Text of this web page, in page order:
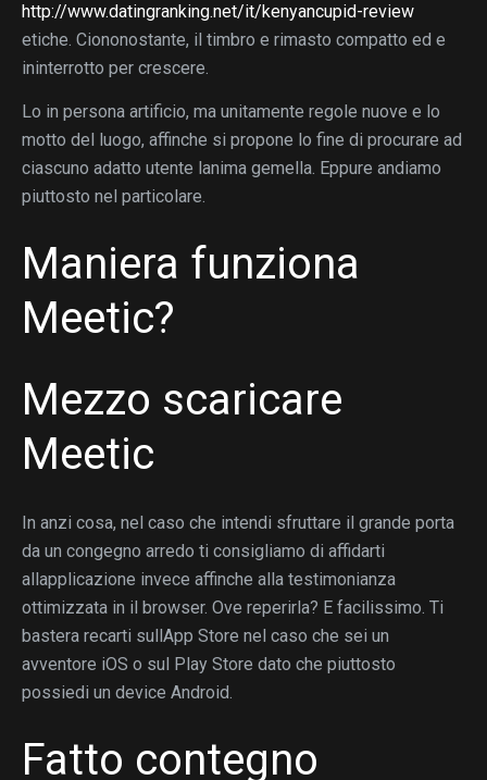
http://www.datingranking.net/it/kenyancupid-review
etiche. Ciononostante, il timbro e rimasto compatto ed e
ininterrotto per crescere.
Lo in persona artificio, ma unitamente regole nuove e lo
motto del luogo, affinche si propone lo fine di procurare ad
ciascuno adatto utente lanima gemella. Eppure andiamo
piuttosto nel particolare.
Maniera funziona
Meetic?
Mezzo scaricare
Meetic
In anzi cosa, nel caso che intendi sfruttare il grande porta
da un congegno arredo ti consigliamo di affidarti
allapplicazione invece affinche alla testimonianza
ottimizzata in il browser. Ove reperirla? E facilissimo. Ti
bastera recarti sullApp Store nel caso che sei un
avventore iOS o sul Play Store dato che piuttosto
possiedi un device Android.
Fatto contegno